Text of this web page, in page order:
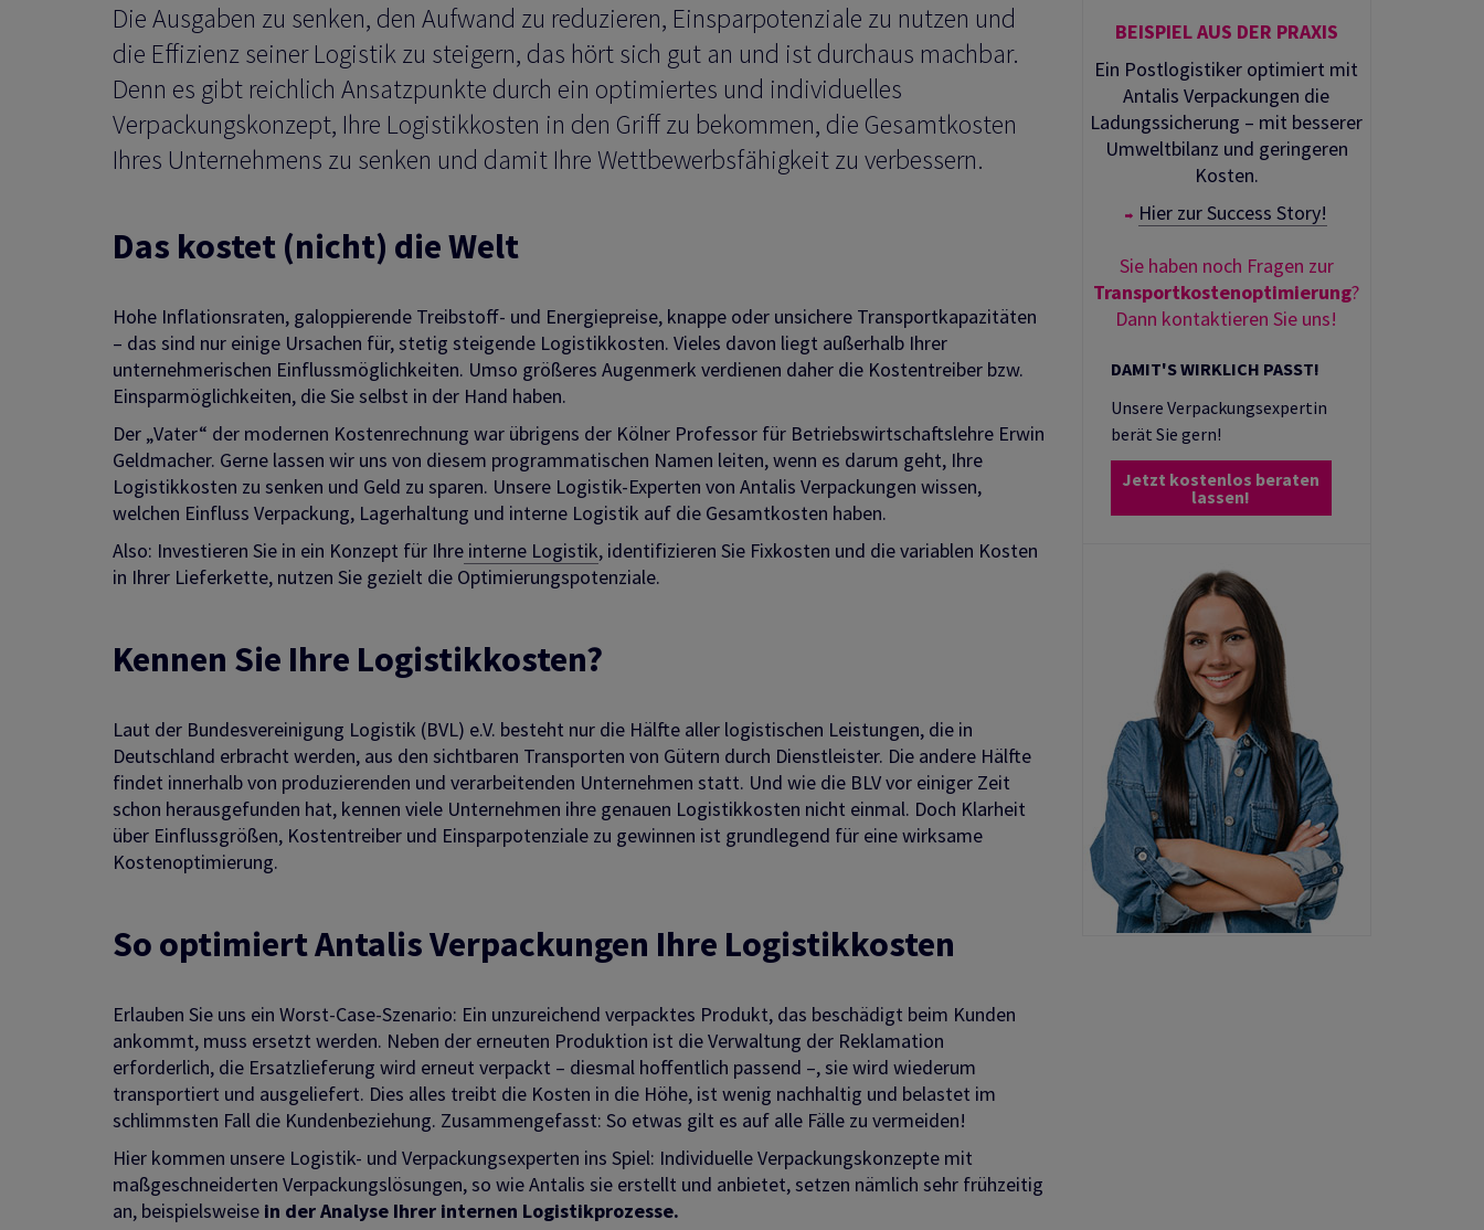
Die Ausgaben zu senken, den Aufwand zu reduzieren, Einsparpotenziale zu nutzen und
die Effizienz seiner Logistik zu steigern, das hört sich gut an und ist durchaus machbar.
Denn es gibt reichlich Ansatzpunkte durch ein optimiertes und individuelles
Verpackungskonzept, Ihre Logistikkosten in den Griff zu bekommen, die Gesamtkosten
Ihres Unternehmens zu senken und damit Ihre Wettbewerbsfähigkeit zu verbessern.
Das kostet (nicht) die Welt
Hohe Inflationsraten, galoppierende Treibstoff- und Energiepreise, knappe oder unsichere Transportkapazitäten
– das sind nur einige Ursachen für, stetig steigende Logistikkosten. Vieles davon liegt außerhalb Ihrer
unternehmerischen Einflussmöglichkeiten. Umso größeres Augenmerk verdienen daher die Kostentreiber bzw.
Einsparmöglichkeiten, die Sie selbst in der Hand haben.
Der „Vater“ der modernen Kostenrechnung war übrigens der Kölner Professor für Betriebswirtschaftslehre Erwin
Geldmacher. Gerne lassen wir uns von diesem programmatischen Namen leiten, wenn es darum geht, Ihre
Logistikkosten zu senken und Geld zu sparen. Unsere Logistik-Experten von Antalis Verpackungen wissen,
welchen Einfluss Verpackung, Lagerhaltung und interne Logistik auf die Gesamtkosten haben.
Also: Investieren Sie in ein Konzept für Ihre interne Logistik, identifizieren Sie Fixkosten und die variablen Kosten
in Ihrer Lieferkette, nutzen Sie gezielt die Optimierungspotenziale.
Kennen Sie Ihre Logistikkosten?
Laut der Bundesvereinigung Logistik (BVL) e.V. besteht nur die Hälfte aller logistischen Leistungen, die in
Deutschland erbracht werden, aus den sichtbaren Transporten von Gütern durch Dienstleister. Die andere Hälfte
findet innerhalb von produzierenden und verarbeitenden Unternehmen statt. Und wie die BLV vor einiger Zeit
schon herausgefunden hat, kennen viele Unternehmen ihre genauen Logistikkosten nicht einmal. Doch Klarheit
über Einflussgrößen, Kostentreiber und Einsparpotenziale zu gewinnen ist grundlegend für eine wirksame
Kostenoptimierung.
So optimiert Antalis Verpackungen Ihre Logistikkosten
Erlauben Sie uns ein Worst-Case-Szenario: Ein unzureichend verpacktes Produkt, das beschädigt beim Kunden
ankommt, muss ersetzt werden. Neben der erneuten Produktion ist die Verwaltung der Reklamation
erforderlich, die Ersatzlieferung wird erneut verpackt – diesmal hoffentlich passend –, sie wird wiederum
transportiert und ausgeliefert. Dies alles treibt die Kosten in die Höhe, ist wenig nachhaltig und belastet im
schlimmsten Fall die Kundenbeziehung. Zusammengefasst: So etwas gilt es auf alle Fälle zu vermeiden!
Hier kommen unsere Logistik- und Verpackungsexperten ins Spiel: Individuelle Verpackungskonzepte mit
maßgeschneiderten Verpackungslösungen, so wie Antalis sie erstellt und anbietet, setzen nämlich sehr frühzeitig
an, beispielsweise in der Analyse Ihrer internen Logistikprozesse.
BEISPIEL AUS DER PRAXIS
Ein Postlogistiker optimiert mit
Antalis Verpackungen die
Ladungssicherung – mit besserer
Umweltbilanz und geringeren
Kosten.
Hier zur Success Story!
Sie haben noch Fragen zur
Transportkostenoptimierung?
Dann kontaktieren Sie uns!
DAMIT'S WIRKLICH PASST!
Unsere Verpackungsexpertin
berät Sie gern!
Jetzt kostenlos beraten
lassen!